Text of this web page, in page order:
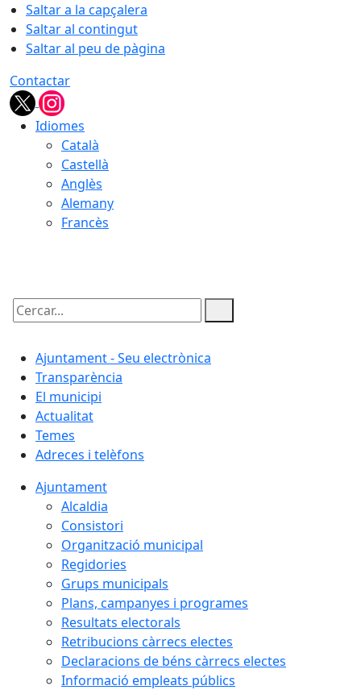
Saltar a la capçalera
Saltar al contingut
Saltar al peu de pàgina
Contactar
Idiomes
Català
Castellà
Anglès
Alemany
Francès
Cercar:
Ajuntament - Seu electrònica
Transparència
El municipi
Actualitat
Temes
Adreces i telèfons
Ajuntament
Alcaldia
Consistori
Organització municipal
Regidories
Grups municipals
Plans, campanyes i programes
Resultats electorals
Retribucions càrrecs electes
Declaracions de béns càrrecs electes
Informació empleats públics